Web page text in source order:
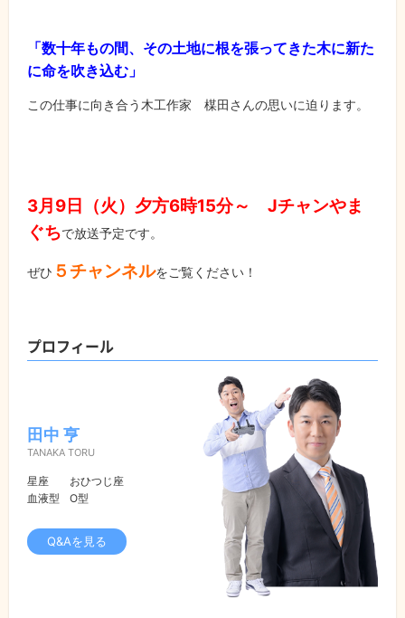
「数十年もの間、その土地に根を張ってきた木に新た
に命を吹き込む」
この仕事に向き合う木工作家 楳田さんの思いに迫ります。
3月9日（火）夕方6時15分～ Jチャンやま
ぐちで放送予定です。
ぜひ ５チャンネルをご覧ください！
プロフィール
田中 亨
TANAKA TORU
星座
おひつじ座
血液型
O型
Q&Aを見る